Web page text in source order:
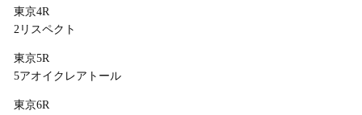
東京4R
2リスペクト
東京5R
5アオイクレアトール
東京6R